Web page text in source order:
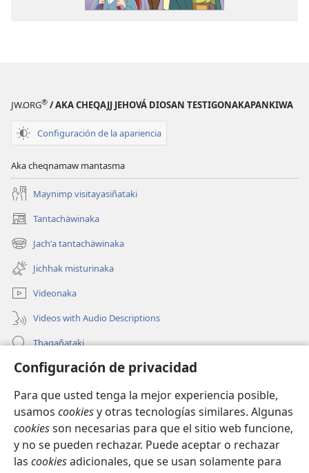
Configuración de privacidad
Para que usted tenga la mejor experiencia posible,
usamos cookiesy otras tecnologías similares. Algunas
cookiesson necesarias para que el sitio web funcione,
y no se pueden rechazar. Puede aceptar o rechazar
las cookiesadicionales, que se usan solamente para
JW.ORG® / AKA CHEQAJJ JEHOVÁ DIOSAN TESTIGONAKAPANKIWA
Configuración de la apariencia
Aka cheqnamaw mantasma
Maynimp visitayasiñataki
Tantachäwinaka
(opens
new
window)
Jachʼa tantachäwinaka
(opens
new
window)
Jichhak misturinaka
Videonaka
Videos with Audio Descriptions
Thaqañataki
Oraqpachat yatiyäwinaka
Donacionanaka
(opens
window)INTERNETANKIR BIBLIOTECA
(opens
new
®